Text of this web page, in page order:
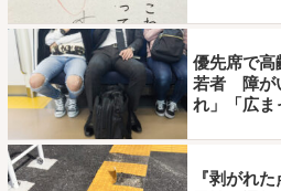
優先席で高
若者 障が
れ」「広ま
『剥がれ